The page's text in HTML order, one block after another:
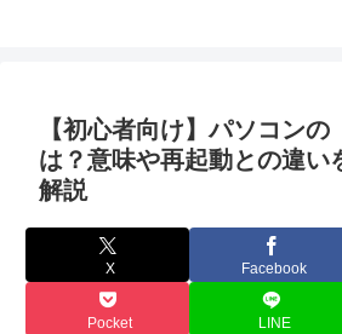
【初心者向け】パソコンの
は？意味や再起動との違い
解説
X Facebook
Pocket LINE